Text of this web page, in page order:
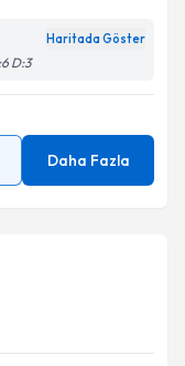
Haritada Göster
D:3
Daha Fazla